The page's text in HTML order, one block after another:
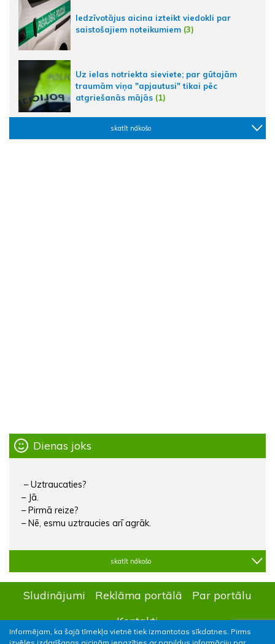
Informējam, ka šajā tīmekļa vietnē tiek izmantotas sīkdatnes. Pirms
Iedzīvotājus aicina izteikt viedokli par
saistošajiem noteikumiem (3)
Uz ielas notriekta sieviete; par gūtajām
traumām viņa "apjautusi" tikai pēc
atgriešanās mājās (1)
skatīt nākošo
Dienas joks
– Uztraucaties?
– Jā.
– Pirmā reize?
– Nē, esmu uztraucies arī agrāk.
skatīt nākošo
Sludinājumi Reklāma portālā
Par portālu
Kontakti